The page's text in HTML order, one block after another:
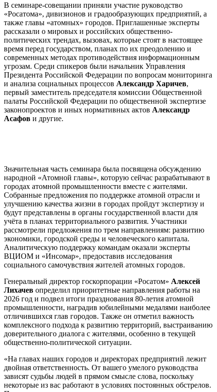
В семинаре-совещании приняли участие руководство
«Росатома», дивизионов и градообразующих предприятий, а
также главы «атомных» городов. Приглашенные эксперты
рассказали о мировых и российских общественно-
политических трендах, вызовах, которые стоят в настоящее
время перед государством, планах по их преодолению и
современных методах противодействия информационным
угрозам. Среди спикеров были начальник Управления
Президента Российской Федерации по вопросам мониторинга
и анализа социальных процессов Александр Харичев,
первый заместитель председателя комиссии Общественной
палаты Российской Федерации по общественной экспертизе
законопроектов и иных нормативных актов Александр
Асафов и другие.
Значительная часть семинара была посвящена обсуждению
народной «Атомной главы», которую сейчас разрабатывают в
городах атомной промышленности вместе с жителями.
Собранные предложения по поддержке атомной отрасли и
улучшению качества жизни в городах пройдут экспертизу и
будут представлены в органы государственной власти для
учёта в планах территориального развития. Участники
рассмотрели предложения по трем направлениям: развитию
экономики, городской среды и человеческого капитала.
Аналитическую поддержку командам оказали эксперты
ВЦИОМ и «Инсомар», предоставив исследования
социального самочувствия жителей атомных городов.
Генеральный директор госкорпорации «Росатом» Алексей
Лихачев определил приоритетные направления работы на
2026 год и подвел итоги празднования 80-летия атомной
промышленности, наградив юбилейными медалями наиболее
отличившихся глав городов. Также он отметил важность
комплексного подхода к развитию территорий, выстраиванию
доверительного диалога с жителями, особенно в текущей
общественно-политической ситуации.
«На главах наших городов и директорах предприятий лежит
двойная ответственность. От вашего умелого руководства
зависят судьбы людей в прямом смысле слова, поскольку
некоторые из вас работают в условиях постоянных обстрелов.